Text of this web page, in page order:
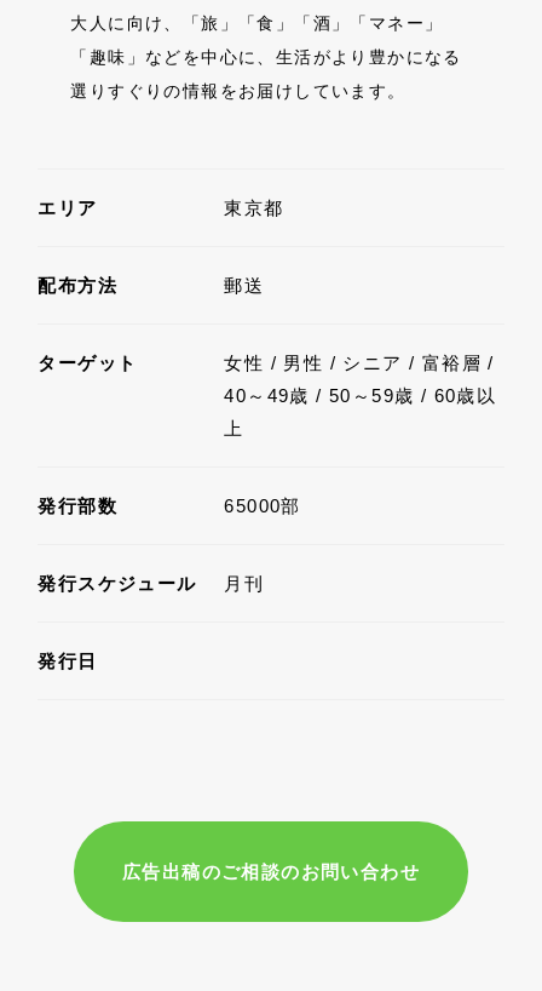
大人に向け、「旅」「食」「酒」「マネー」
「趣味」などを中心に、生活がより豊かになる
選りすぐりの情報をお届けしています。
エリア 東京都
配布方法 郵送
ターゲット
女性 / 男性 / シニア / 富裕層 /
40～49歳 / 50～59歳 / 60歳以
上
発行部数 65000部
発行スケジュール 月刊
発行日
広告出稿のご相談のお問い合わせ